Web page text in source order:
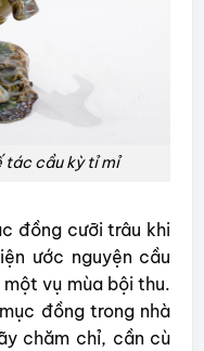
tác cầu kỳ tỉ mỉ
đồng cưỡi trâu khi
ước nguyện cầu
vụ mùa bội thu.
đồng trong nhà
chăm chỉ, cần cù